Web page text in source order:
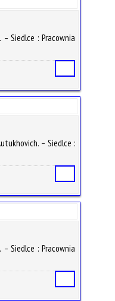
Siedlce : Pracownia
– Siedlce :
Siedlce : Pracownia